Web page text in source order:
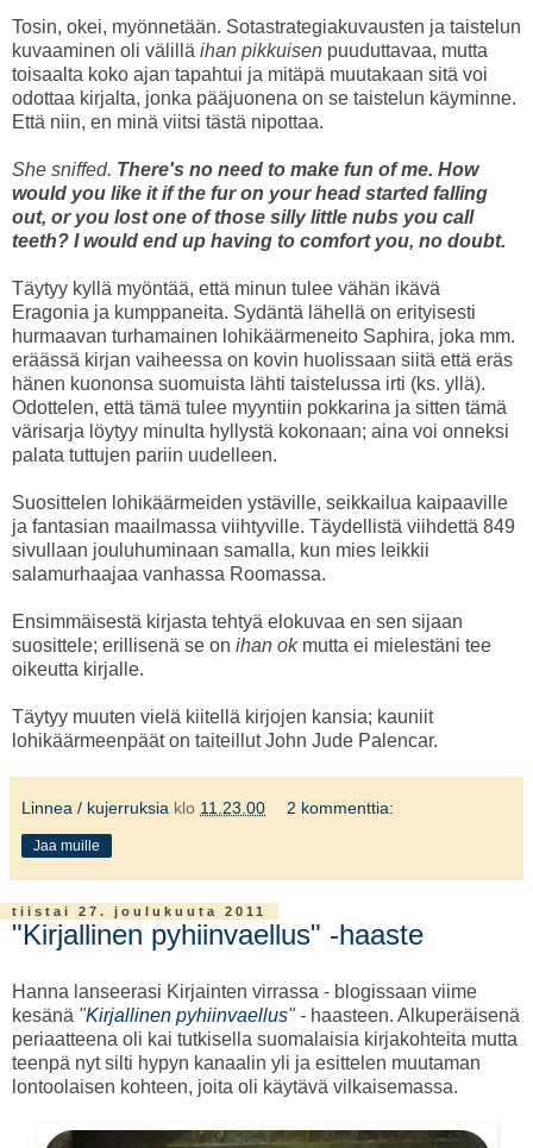
Tosin, okei, myönnetään. Sotastrategiakuvausten ja taistelun
kuvaaminen oli välillä ihan pikkuisen puuduttavaa, mutta
toisaalta koko ajan tapahtui ja mitäpä muutakaan sitä voi
odottaa kirjalta, jonka pääjuonena on se taistelun käyminne.
Että niin, en minä viitsi tästä nipottaa.
She sniffed. There's no need to make fun of me. How
would you like it if the fur on your head started falling
out, or you lost one of those silly little nubs you call
teeth? I would end up having to comfort you, no doubt.
Täytyy kyllä myöntää, että minun tulee vähän ikävä
Eragonia ja kumppaneita. Sydäntä lähellä on erityisesti
hurmaavan turhamainen lohikäärmeneito Saphira, joka mm.
eräässä kirjan vaiheessa on kovin huolissaan siitä että eräs
hänen kuononsa suomuista lähti taistelussa irti (ks. yllä).
Odottelen, että tämä tulee myyntiin pokkarina ja sitten tämä
värisarja löytyy minulta hyllystä kokonaan; aina voi onneksi
palata tuttujen pariin uudelleen.
Suosittelen lohikäärmeiden ystäville, seikkailua kaipaaville
ja fantasian maailmassa viihtyville. Täydellistä viihdettä 849
sivullaan jouluhuminaan samalla, kun mies leikkii
salamurhaajaa vanhassa Roomassa.
Ensimmäisestä kirjasta tehtyä elokuvaa en sen sijaan
suosittele; erillisenä se on ihan ok mutta ei mielestäni tee
oikeutta kirjalle.
Täytyy muuten vielä kiitellä kirjojen kansia; kauniit
lohikäärmeenpäät on taiteillut John Jude Palencar.
Linnea / kujerruksia klo 11.23.00 2 kommenttia:
Jaa muille
tiistai 27. joulukuuta 2011
"Kirjallinen pyhiinvaellus" -haaste
Hanna lanseerasi Kirjainten virrassa - blogissaan viime
kesänä "Kirjallinen pyhiinvaellus" - haasteen. Alkuperäisenä
periaatteena oli kai tutkisella suomalaisia kirjakohteita mutta
teenpä nyt silti hypyn kanaalin yli ja esittelen muutaman
lontoolaisen kohteen, joita oli käytävä vilkaisemassa.